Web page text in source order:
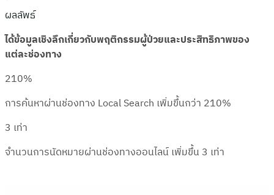
ผลลัพธ์
ได้ข้อมูลเชิงลึกเกี่ยวกับพฤติกรรมผู้ป่วยและประสิทธิภาพของ
แต่ละช่องทาง
210%
การค้นหาผ่านช่องทาง Local Search เพิ่มขึ้นกว่า 210%
3 เท่า
จำนวนการนัดหมายผ่านช่องทางออนไลน์ เพิ่มขึ้น 3 เท่า